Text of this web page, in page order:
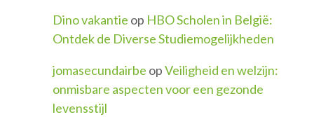
Dino vakantie op HBO Scholen in België:
Ontdek de Diverse Studiemogelijkheden
jomasecundairbe opVeiligheid en welzijn:
onmisbare aspecten voor een gezonde
levensstijl